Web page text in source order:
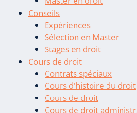
Conseils
Expériences
Sélection en Master
Stages en droit
Cours de droit
Contrats spéciaux
Cours d'histoire du droit
Cours de droit
Cours de droit